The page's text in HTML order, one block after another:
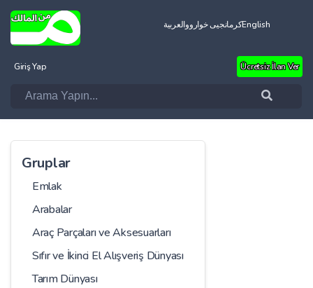
العربيةکرمانجیی خوارووEnglish
Giriş Yap Ücretsiz İlan Ver
Gruplar
Emlak
Arabalar
Araç Parçaları ve Aksesuarları
Sıfır ve İkinci El Alışveriş Dünyası
Tarım Dünyası